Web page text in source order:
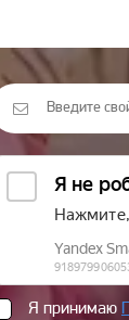
Я принимаю